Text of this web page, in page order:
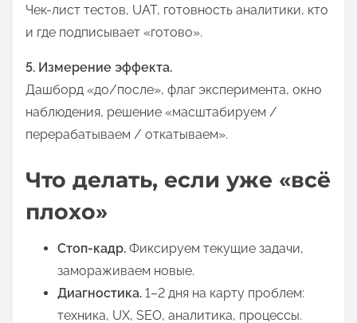
Чек-лист тестов, UAT, готовность аналитики, кто
и где подписывает «готово».
5. Измерение эффекта.
Дашборд «до/после», флаг эксперимента, окно
наблюдения, решение «масштабируем /
перерабатываем / откатываем».
Что делать, если уже «всё
плохо»
Стоп-кадр. Фиксируем текущие задачи,
замораживаем новые.
Диагностика. 1–2 дня на карту проблем:
техника, UX, SEO, аналитика, процессы.